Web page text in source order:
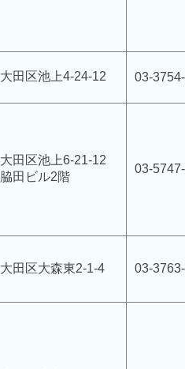
大田区池上4-24-12 03-
大田区池上6-21-12
脇田ビル2階
03-
大田区大森東2-1-4 03-